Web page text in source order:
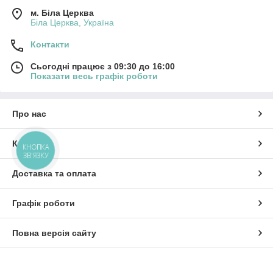
м. Біла Церква
Біла Церква, Україна
Контакти
Сьогодні працює з 09:30 до 16:00
Показати весь графік роботи
Про нас
Контакти
Доставка та оплата
Графік роботи
Повна версія сайту
КНОПКА
ЗВ'ЯЗКУ